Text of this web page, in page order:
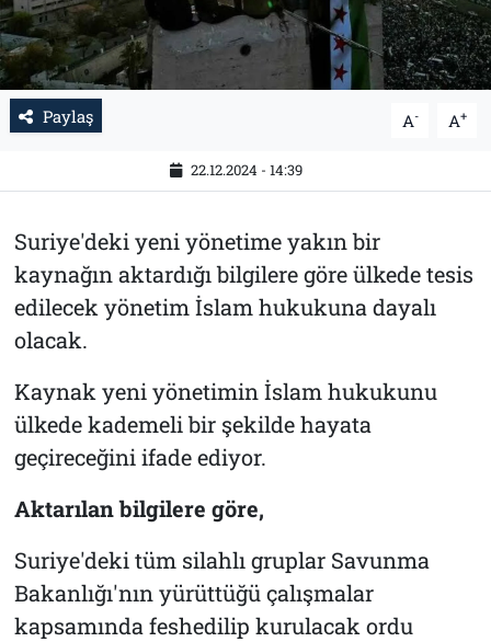
Paylaş A- A+
22.12.2024 - 14:39
Suriye'deki yeni yönetime yakın bir
kaynağın aktardığı bilgilere göre ülkede tesis
edilecek yönetim İslam hukukuna dayalı
olacak.
Kaynak yeni yönetimin İslam hukukunu
ülkede kademeli bir şekilde hayata
geçireceğini ifade ediyor.
Aktarılan bilgilere göre,
Suriye'deki tüm silahlı gruplar Savunma
Bakanlığı'nın yürüttüğü çalışmalar
kapsamında feshedilip kurulacak ordu